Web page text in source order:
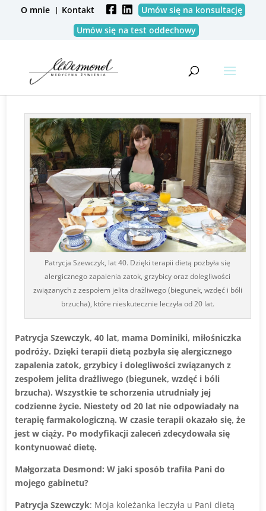
O mnie Kontakt
Umów się na konsultację
Umów się na test oddechowy
Dieta cud, czyli jak wyleczyłam choroby
męczące mnie od 20 lat
Patrycja Szewczyk, lat 40. Dzięki terapii dietą pozbyła się
alergicznego zapalenia zatok, grzybicy oraz dolegliwości
związanych z zespołem jelita drażliwego (biegunek, wzdęć i bóli
brzucha), które nieskutecznie leczyła od 20 lat.
Patrycja Szewczyk, 40 lat, mama Dominiki, miłośniczka
podróży. Dzięki terapii dietą pozbyła się alergicznego
zapalenia zatok, grzybicy i dolegliwości związanych z
zespołem jelita drażliwego (biegunek, wzdęć i bóli
brzucha). Wszystkie te schorzenia utrudniały jej
codzienne życie. Niestety od 20 lat nie odpowiadały na
terapię farmakologiczną. W czasie terapii okazało się, że
jest w ciąży. Po modyfikacji zaleceń zdecydowała się
kontynuować dietę.
Małgorzata Desmond: W jaki sposób trafiła Pani do
mojego gabinetu?
Patrycja Szewczyk: Moja koleżanka leczyła u Pani dietą